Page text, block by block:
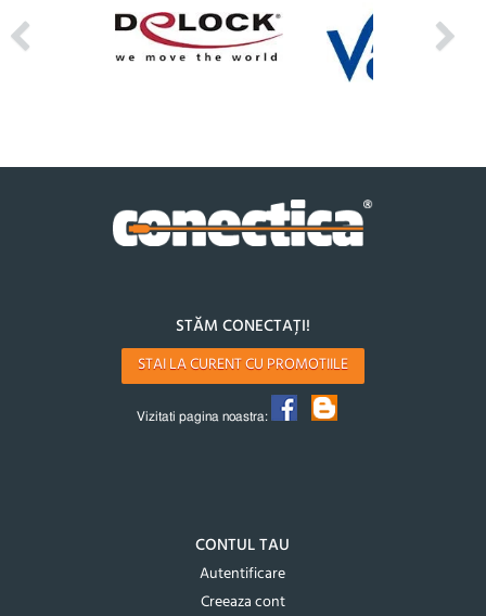
STĂM CONECTAȚI!
STAI LA CURENT CU PROMOTIILE
Vizitati pagina noastra:
CONTUL TAU
Autentificare
Creeaza cont